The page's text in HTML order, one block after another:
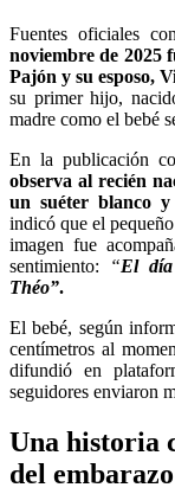
Fuentes oficiales
noviembre de 2025
Pajón y su esposo,
su primer hijo,
madre como el bebé
En la publicación
observa al recién
un suéter blanco
indicó que el
imagen fue
sentimiento:
“El día
Théo”.
El bebé, según
centímetros al
difundió en
seguidores enviaron
Una historia
del embarazo